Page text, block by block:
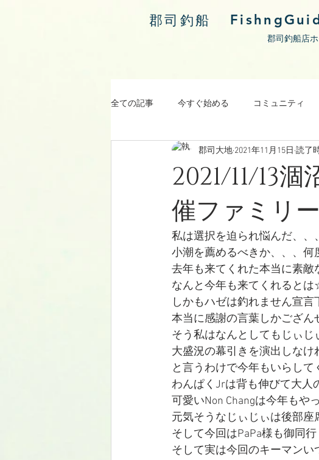
郡司釣船
郡司釣船店
全ての記事 今すぐ始める コミュニティ
涸沼川釣果報告
2021/11/13
催ファミリ
郡司大地 2021年11月15日 読了
私は選択を迫られ悩んだ、、
小潮を薦めるべきか、、、
去年も来てくれた本当に素敵
なんと今年も来てくれると
しかもハゼは釣れません宣
本当に感謝の言葉しかござ
そう私はなんとしてもじぃじ
大盛況の幕引きを演出しな
と言うわけで今年もいらして
わんぱくJrは背も伸びて大人
可愛いNon Changは今年もや
元気そうなじぃじぃは後部
そして今回はPaPa様も御同
そして実は今回のキーマンい